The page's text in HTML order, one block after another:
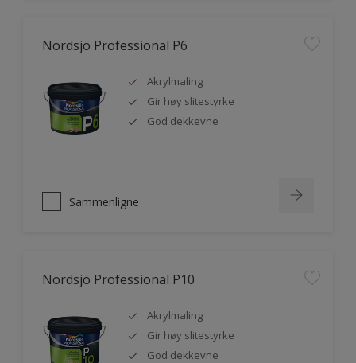
Nordsjö Professional P6
Akrylmaling
Gir høy slitestyrke
God dekkevne
Sammenligne
Nordsjö Professional P10
Akrylmaling
Gir høy slitestyrke
God dekkevne